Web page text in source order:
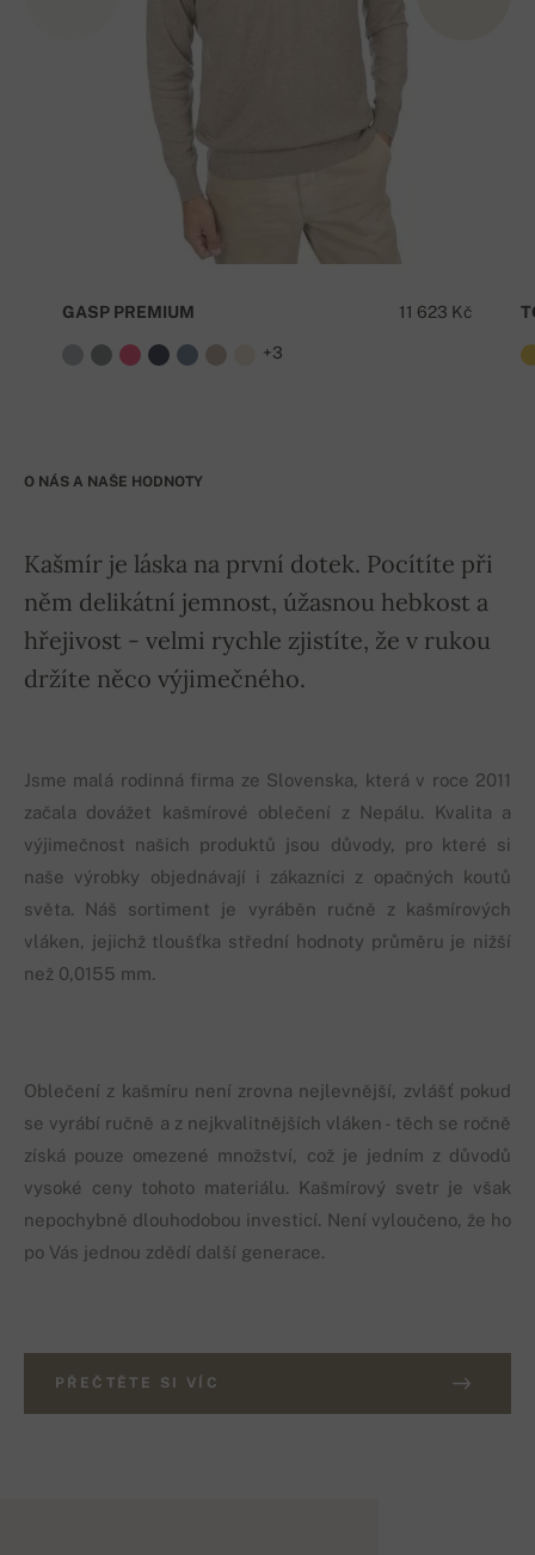
11 623 Kč
GASP PREMIUM
+3
O NÁS A NAŠE HODNOTY
Kašmír je láska na první dotek. Pocítíte při
něm delikátní jemnost, úžasnou hebkost a
hřejivost - velmi rychle zjistíte, že v rukou
držíte něco výjimečného.
Jsme malá rodinná firma ze Slovenska, která v roce 2011
začala dovážet kašmírové oblečení z Nepálu. Kvalita a
výjimečnost našich produktů jsou důvody, pro které si
naše výrobky objednávají i zákazníci z opačných koutů
světa. Náš sortiment je vyráběn ručně z kašmírových
vláken, jejichž tloušťka střední hodnoty průměru je nižší
než 0,0155 mm.
Oblečení z kašmíru není zrovna nejlevnější, zvlášť pokud
se vyrábí ručně a z nejkvalitnějších vláken - těch se ročně
získá pouze omezené množství, což je jedním z důvodů
vysoké ceny tohoto materiálu. Kašmírový svetr je však
nepochybně dlouhodobou investicí. Není vyloučeno, že ho
po Vás jednou zdědí další generace.
PŘEČTĚTE SI VÍC